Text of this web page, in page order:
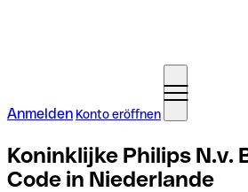
Anmelden Konto eröffnen
Koninklijke Philips N.v.
Code in Niederlande